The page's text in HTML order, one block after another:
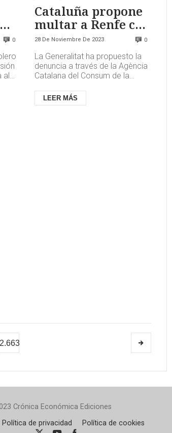
0
al
Cataluña propone
multar a Renfe con
700.000 €
28 De Noviembre De 2023 0
La Generalitat ha propuesto la
denuncia a través de la Agència
Catalana del Consum de la
Trabajo. La Agència abrió el ex...
LEER MÁS
2.663
Crónica Económica Ediciones
Política de privacidad Política de cookies